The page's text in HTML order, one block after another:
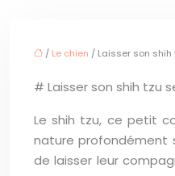
/ Le chien / Laisser son shih
# Laisser son shih tzu
Le shih tzu, ce petit
nature profondément
de laisser leur